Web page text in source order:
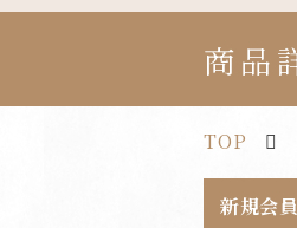
商品
TOP
新規会